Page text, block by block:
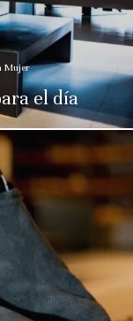
Mujer
el día